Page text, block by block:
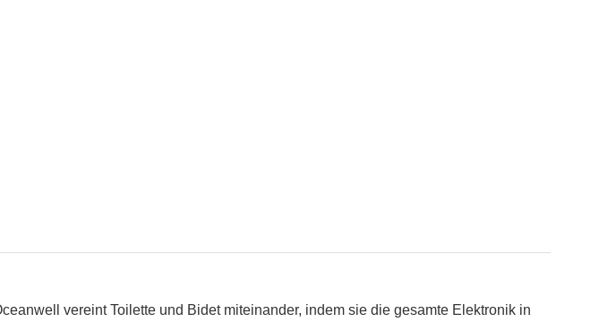
vereint Toilette und Bidet miteinander, indem sie die gesamte Elektronik in